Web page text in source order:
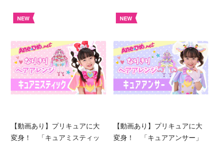
NEW
【動画あり】プリキュアに大
変身！ 「キュアミスティッ
NEW
【動画あり】プリキュアに大
変身！ 「キュアアンサー」